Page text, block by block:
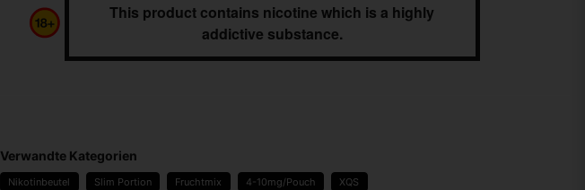
This product contains nicotine which is a highly
addictive substance.
Verwandte Kategorien
Nikotinbeutel Slim Portion Fruchtmix 4-10mg/Pouch XQS